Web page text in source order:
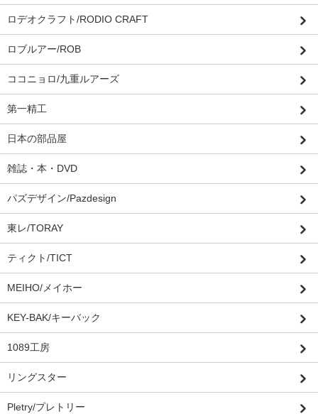
ロデオクラフト/RODIO CRAFT
ロブルアー/ROB
ココニョロ/九重ルアーズ
第一精工
日本の部品屋
雑誌・本・DVD
パズデザイン/Pazdesign
東レ/TORAY
ティクト/TICT
MEIHO/メイホー
KEY-BAK/キーバック
1089工房
リングスター
Pletry/プレトリー